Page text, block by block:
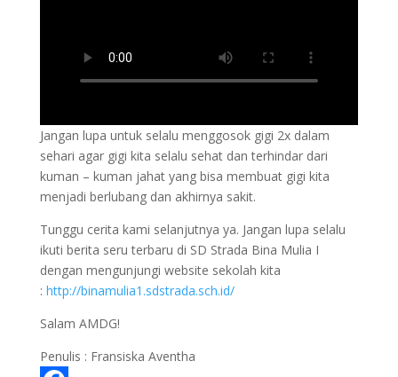
Jangan lupa untuk selalu menggosok gigi 2x dalam
sehari agar gigi kita selalu sehat dan terhindar dari
kuman – kuman jahat yang bisa membuat gigi kita
menjadi berlubang dan akhirnya sakit.
Tunggu cerita kami selanjutnya ya. Jangan lupa selalu
ikuti berita seru terbaru di SD Strada Bina Mulia I
dengan mengunjungi website sekolah kita
: http://binamulia1.sdstrada.sch.id/
Salam AMDG!
Penulis : Fransiska Aventha